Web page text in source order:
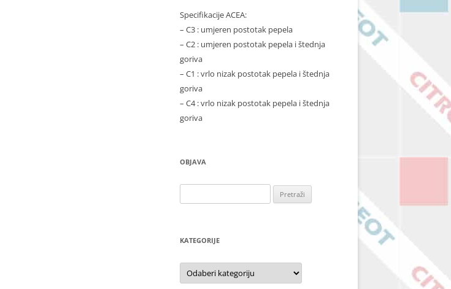
Specifikacije ACEA:
– C3 : umjeren postotak pepela
– C2 : umjeren postotak pepela i štednja
goriva
– C1 : vrlo nizak postotak pepela i štednja
goriva
– C4 : vrlo nizak postotak pepela i štednja
goriva
OBJAVA
KATEGORIJE
Kategorije